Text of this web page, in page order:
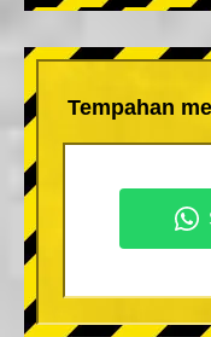
Tempahan